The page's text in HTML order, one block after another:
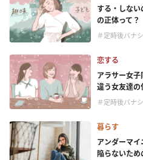
する・しな
の正体って？
＃定時後バナシ
恋する
アラサー女
違う女友達の
＃定時後バナシ
暮らす
アンダーマ
陥らないため